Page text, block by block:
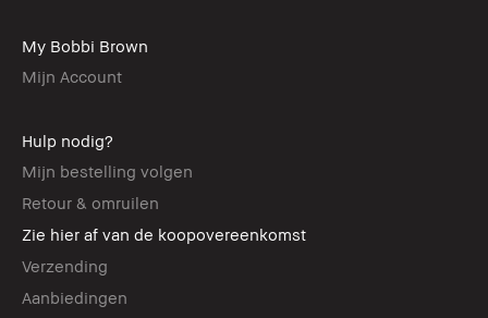
My Bobbi Brown
Mijn Account
Hulp nodig?
Mijn bestelling volgen
Retour & omruilen
Zie hier af van de koopovereenkomst
Verzending
Aanbiedingen